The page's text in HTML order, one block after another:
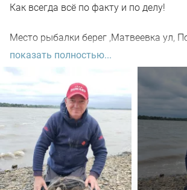
Как всегда всё по факту и по делу!
Место рыбалки берег ,Матвеевка ул,
Число 24.06.2025 .
На берег приехал к пяти часам утра,
Закончил рыбачить в 11.00.
Прикормку замешал один пакет, с
показать полностью...